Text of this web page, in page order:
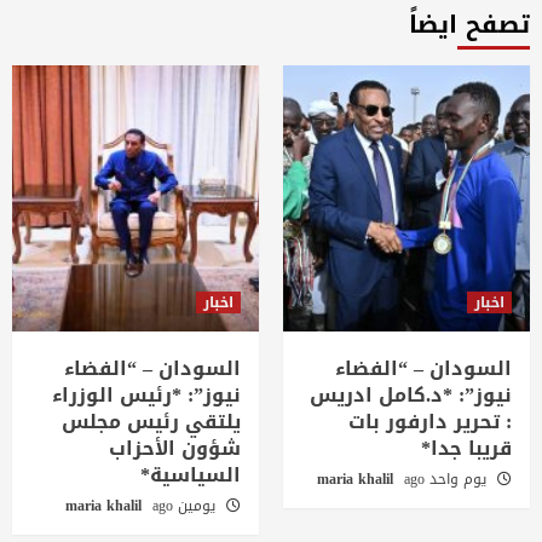
تصفح ايضاً
اخبار
السودان – “الفضاء
نيوز”: *د.كامل ادريس
: تحرير دارفور بات
قريبا جدا*
يوم واحد ago maria khalil
اخبار
السودان – “الفضاء
نيوز”: *رئيس الوزراء
يلتقي رئيس مجلس
شؤون الأحزاب
السياسية*
يومين ago maria khalil